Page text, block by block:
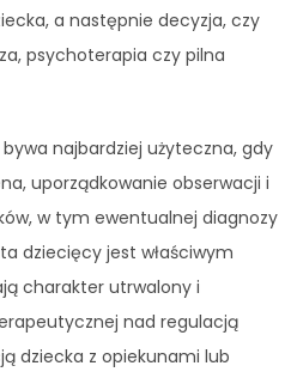
a następnie decyzja, czy
psychoterapia czy pilna
najbardziej użyteczna, gdy
uporządkowanie obserwacji i
w tym ewentualnej diagnozy
dziecięcy jest właściwym
charakter utrwalony i
nad regulacją
dziecka z opiekunami lub